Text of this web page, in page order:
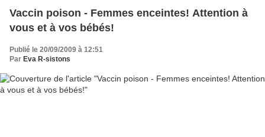
Vaccin poison - Femmes enceintes! Attention à
vous et à vos bébés!
Publié le 20/09/2009 à 12:51
Par Eva R-sistons